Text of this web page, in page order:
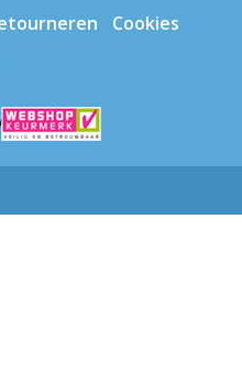
Cookies